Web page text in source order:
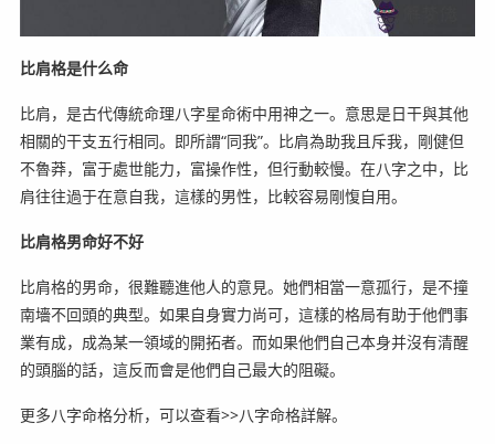
比肩格是什么命
比肩，是古代傳統命理八字星命術中用神之一。意思是日干與其他
相關的干支五行相同。即所謂“同我”。比肩為助我且斥我，剛健但
不魯莽，富于處世能力，富操作性，但行動較慢。在八字之中，比
肩往往過于在意自我，這樣的男性，比較容易剛愎自用。
比肩格男命好不好
比肩格的男命，很難聽進他人的意見。她們相當一意孤行，是不撞
南墻不回頭的典型。如果自身實力尚可，這樣的格局有助于他們事
業有成，成為某一領域的開拓者。而如果他們自己本身并沒有清醒
的頭腦的話，這反而會是他們自己最大的阻礙。
更多八字命格分析，可以查看>>八字命格詳解。